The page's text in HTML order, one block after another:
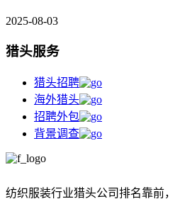
2025-08-03
猎头服务
猎头招聘
海外猎头
招聘外包
背景调查
纺织服装行业猎头公司排名靠前，